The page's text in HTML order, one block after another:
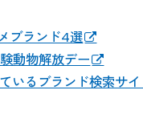
ブランド4選
動物解放デー
るブランド検索サイ